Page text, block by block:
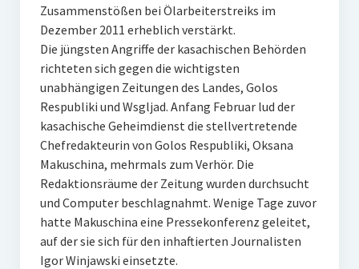
Zusammenstößen bei Ölarbeiterstreiks im
Dezember 2011 erheblich verstärkt.
Die jüngsten Angriffe der kasachischen Behörden
richteten sich gegen die wichtigsten
unabhängigen Zeitungen des Landes, Golos
Respubliki und Wsgljad. Anfang Februar lud der
kasachische Geheimdienst die stellvertretende
Chefredakteurin von Golos Respubliki, Oksana
Makuschina, mehrmals zum Verhör. Die
Redaktionsräume der Zeitung wurden durchsucht
und Computer beschlagnahmt. Wenige Tage zuvor
hatte Makuschina eine Pressekonferenz geleitet,
auf der sie sich für den inhaftierten Journalisten
Igor Winjawski einsetzte.